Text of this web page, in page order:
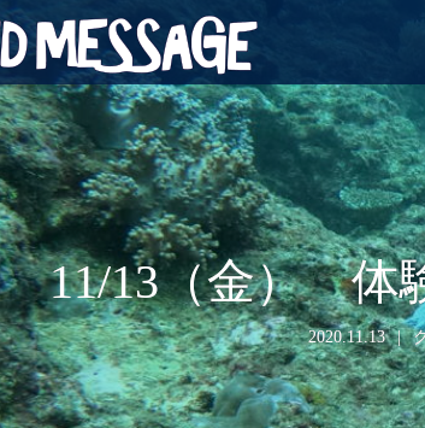
11/13（金） 体
2020.11.13